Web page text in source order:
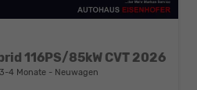
116PS/85kW CVT 2026
4 Monate Neuwagen